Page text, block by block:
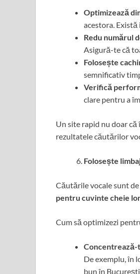
Optimizează
acestora.
Redu numărul
Asigură-te că
Folosește
semnificativ
Verifică
clare pentru a
Un site rapid nu doar
rezultatele căutărilor
Folosește
Căutările vocale sunt
pentru cuvinte cheie
Cum să optimizezi
De exemplu, în
bun în